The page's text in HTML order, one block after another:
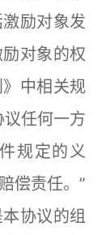
励对象发
对象的权
中相关规
议任何一方
规定的义
偿责任。”
协议的组